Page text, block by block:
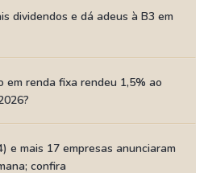
dividendos e dá adeus à B3 em
em renda fixa rendeu 1,5% ao
e mais 17 empresas anunciaram
confira